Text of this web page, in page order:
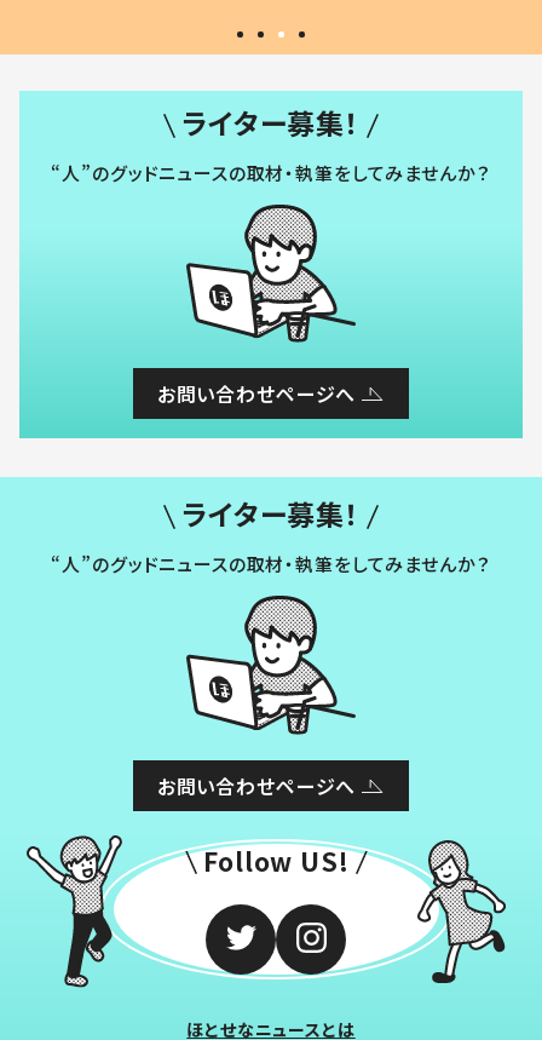
ライター募集！
“人”のグッドニュースの取材・執筆をしてみませんか？
お問い合わせページへ
ライター募集！
“人”のグッドニュースの取材・執筆をしてみませんか？
お問い合わせページへ
Follow US!
ほとせなニュースとは